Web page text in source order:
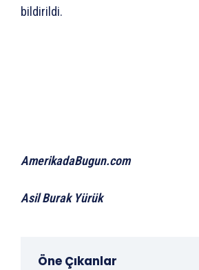
bildirildi.
AmerikadaBugun.com
Asil Burak Yürük
Öne Çıkanlar